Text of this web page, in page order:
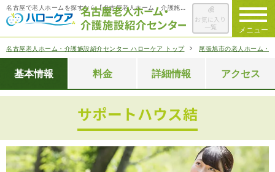
メニュー
お気に入り
一覧
ハローケアについて
老人ホームを 検索する
施設選びのポイント
名古屋老人ホーム・介護施設紹介センター ハローケア トップ 尾張旭市の老人ホーム・
基本情報 料金 詳細情報 アクセス
サポートハウス結